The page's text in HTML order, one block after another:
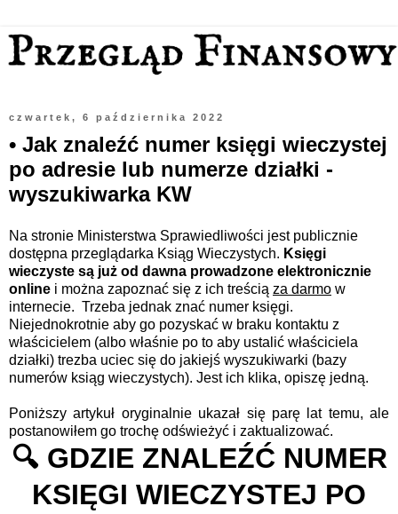
czwartek, 6 października 2022
• Jak znaleźć numer księgi wieczystej
po adresie lub numerze działki -
wyszukiwarka KW
Na stronie Ministerstwa Sprawiedliwości jest publicznie
dostępna przeglądarka Ksiąg Wieczystych. Księgi
wieczyste są już od dawna prowadzone elektronicznie
online i można zapoznać się z ich treścią za darmo w
internecie. Trzeba jednak znać numer księgi.
Niejednokrotnie aby go pozyskać w braku kontaktu z
właścicielem (albo właśnie po to aby ustalić właściciela
działki) trezba uciec się do jakiejś wyszukiwarki (bazy
numerów ksiąg wieczystych). Jest ich klika, opiszę jedną.
Poniższy artykuł oryginalnie ukazał się parę lat temu, ale
postanowiłem go trochę odświeżyć i zaktualizować.
🔍 GDZIE ZNALEŹĆ NUMER
KSIĘGI WIECZYSTEJ PO